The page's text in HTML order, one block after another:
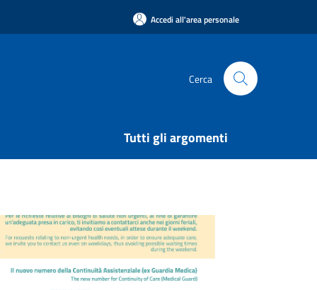
Accedi all'area personale
Cerca
Tutti gli argomenti